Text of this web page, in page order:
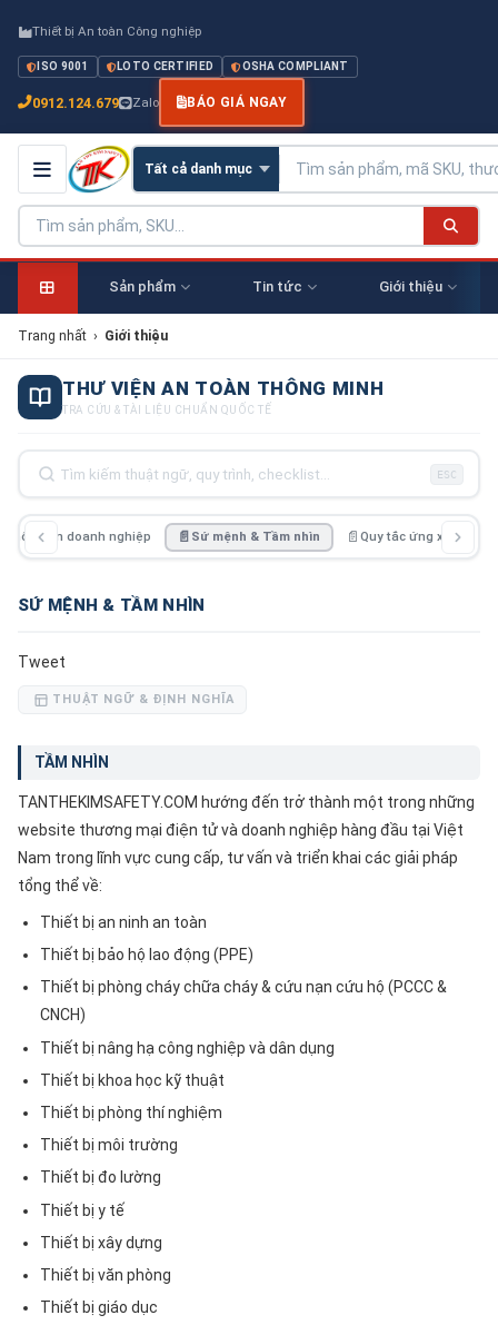
Thiết bị An toàn Công nghiệp
ISO 9001 LOTO CERTIFIED OSHA COMPLIANT
0912.124.679 Zalo BÁO GIÁ NGAY
Sản phẩm Tin tức Giới thiệu
Trang nhất › Giới thiệu
THƯ VIỆN AN TOÀN THÔNG MINH
TRA CỨU & TÀI LIỆU CHUẨN QUỐC TẾ
ESC
Thông tin doanh nghiệp 📄 Sứ mệnh & Tầm nhìn 📄 Quy tắc ứng xử
SỨ MỆNH & TẦM NHÌN
Tweet
THUẬT NGỮ & ĐỊNH NGHĨA
TẦM NHÌN
TANTHEKIMSAFETY.COM hướng đến trở thành một trong những
website thương mại điện tử và doanh nghiệp hàng đầu tại Việt
Nam trong lĩnh vực cung cấp, tư vấn và triển khai các giải pháp
tổng thể về:
Thiết bị an ninh an toàn
Thiết bị bảo hộ lao động (PPE)
Thiết bị phòng cháy chữa cháy & cứu nạn cứu hộ (PCCC &
CNCH)
Thiết bị nâng hạ công nghiệp và dân dụng
Thiết bị khoa học kỹ thuật
Thiết bị phòng thí nghiệm
Thiết bị môi trường
Thiết bị đo lường
Thiết bị y tế
Thiết bị xây dựng
Thiết bị văn phòng
Thiết bị giáo dục